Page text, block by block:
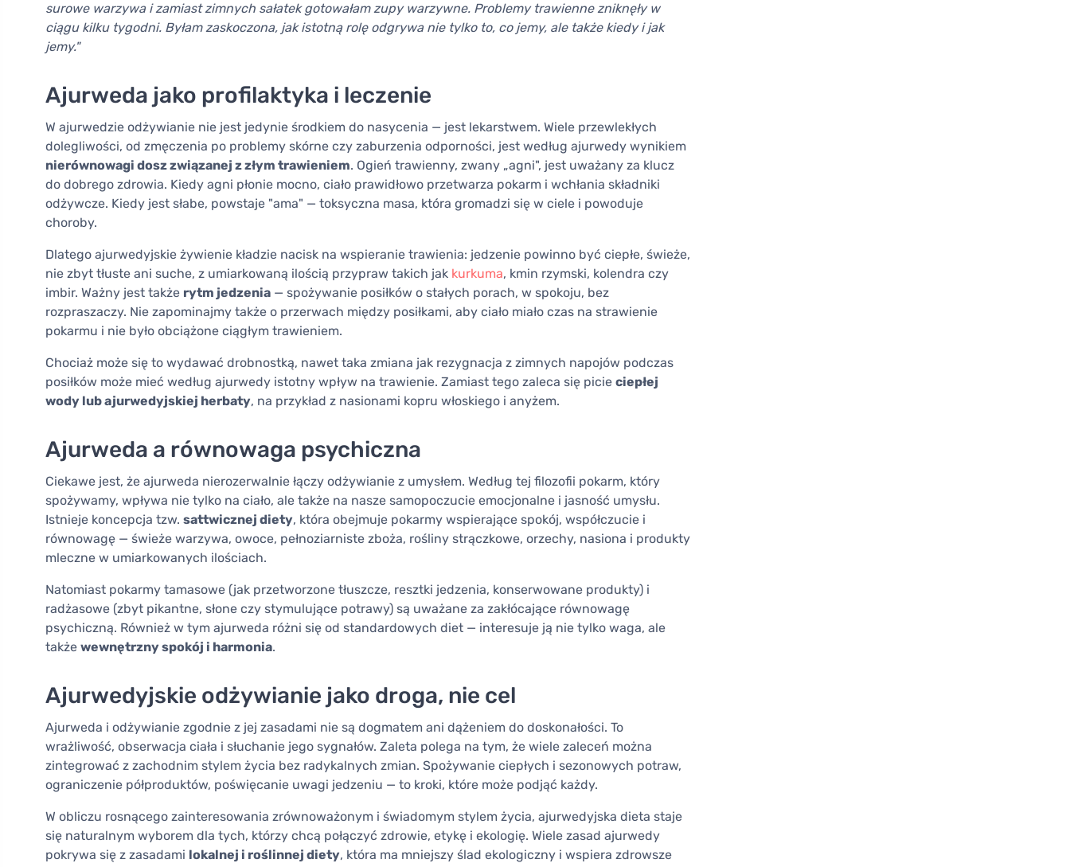
surowe warzywa i zamiast zimnych sałatek gotowałam zupy warzywne. Problemy trawienne zniknęły w
ciągu kilku tygodni. Byłam zaskoczona, jak istotną rolę odgrywa nie tylko to, co jemy, ale także kiedy i jak
jemy."
Ajurweda jako profilaktyka i leczenie
W ajurwedzie odżywianie nie jest jedynie środkiem do nasycenia — jest lekarstwem. Wiele przewlekłych
dolegliwości, od zmęczenia po problemy skórne czy zaburzenia odporności, jest według ajurwedy wynikiem
nierównowagi dosz związanej z złym trawieniem. Ogień trawienny, zwany „agni", jest uważany za klucz
do dobrego zdrowia. Kiedy agni płonie mocno, ciało prawidłowo przetwarza pokarm i wchłania składniki
odżywcze. Kiedy jest słabe, powstaje "ama" — toksyczna masa, która gromadzi się w ciele i powoduje
choroby.
Dlatego ajurwedyjskie żywienie kładzie nacisk na wspieranie trawienia: jedzenie powinno być ciepłe, świeże,
nie zbyt tłuste ani suche, z umiarkowaną ilością przypraw takich jak kurkuma, kmin rzymski, kolendra czy
imbir. Ważny jest także rytm jedzenia — spożywanie posiłków o stałych porach, w spokoju, bez
rozpraszaczy. Nie zapominajmy także o przerwach między posiłkami, aby ciało miało czas na strawienie
pokarmu i nie było obciążone ciągłym trawieniem.
Chociaż może się to wydawać drobnostką, nawet taka zmiana jak rezygnacja z zimnych napojów podczas
posiłków może mieć według ajurwedy istotny wpływ na trawienie. Zamiast tego zaleca się picie ciepłej
wody lub ajurwedyjskiej herbaty, na przykład z nasionami kopru włoskiego i anyżem.
Ajurweda a równowaga psychiczna
Ciekawe jest, że ajurweda nierozerwalnie łączy odżywianie z umysłem. Według tej filozofii pokarm, który
spożywamy, wpływa nie tylko na ciało, ale także na nasze samopoczucie emocjonalne i jasność umysłu.
Istnieje koncepcja tzw. sattwicznej diety, która obejmuje pokarmy wspierające spokój, współczucie i
równowagę — świeże warzywa, owoce, pełnoziarniste zboża, rośliny strączkowe, orzechy, nasiona i produkty
mleczne w umiarkowanych ilościach.
Natomiast pokarmy tamasowe (jak przetworzone tłuszcze, resztki jedzenia, konserwowane produkty) i
radżasowe (zbyt pikantne, słone czy stymulujące potrawy) są uważane za zakłócające równowagę
psychiczną. Również w tym ajurweda różni się od standardowych diet — interesuje ją nie tylko waga, ale
także wewnętrzny spokój i harmonia.
Ajurwedyjskie odżywianie jako droga, nie cel
Ajurweda i odżywianie zgodnie z jej zasadami nie są dogmatem ani dążeniem do doskonałości. To
wrażliwość, obserwacja ciała i słuchanie jego sygnałów. Zaleta polega na tym, że wiele zaleceń można
zintegrować z zachodnim stylem życia bez radykalnych zmian. Spożywanie ciepłych i sezonowych potraw,
ograniczenie półproduktów, poświęcanie uwagi jedzeniu — to kroki, które może podjąć każdy.
W obliczu rosnącego zainteresowania zrównoważonym i świadomym stylem życia, ajurwedyjska dieta staje
się naturalnym wyborem dla tych, którzy chcą połączyć zdrowie, etykę i ekologię. Wiele zasad ajurwedy
pokrywa się z zasadami lokalnej i roślinnej diety, która ma mniejszy ślad ekologiczny i wspiera zdrowsze